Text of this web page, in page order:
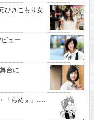
ひきこもり女
ュー
台に
「らめぇ」……